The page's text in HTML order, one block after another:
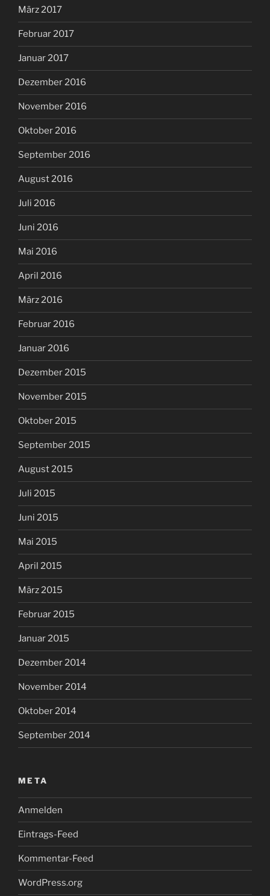
März 2017
Februar 2017
Januar 2017
Dezember 2016
November 2016
Oktober 2016
September 2016
August 2016
Juli 2016
Juni 2016
Mai 2016
April 2016
März 2016
Februar 2016
Januar 2016
Dezember 2015
November 2015
Oktober 2015
September 2015
August 2015
Juli 2015
Juni 2015
Mai 2015
April 2015
März 2015
Februar 2015
Januar 2015
Dezember 2014
November 2014
Oktober 2014
September 2014
META
Anmelden
Eintrags-Feed
Kommentar-Feed
WordPress.org